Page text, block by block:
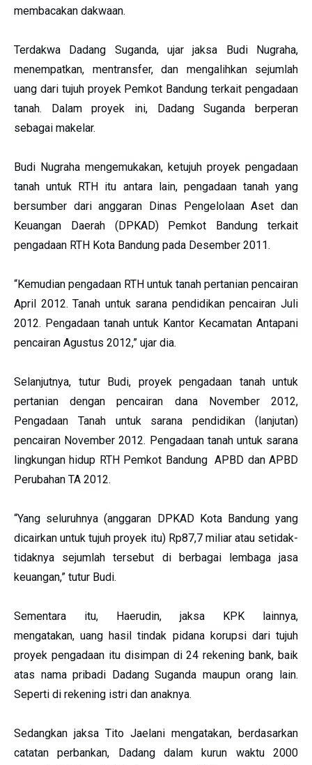
membacakan dakwaan.
Terdakwa Dadang Suganda, ujar jaksa Budi Nugraha,
menempatkan, mentransfer, dan mengalihkan sejumlah
uang dari tujuh proyek Pemkot Bandung terkait pengadaan
tanah. Dalam proyek ini, Dadang Suganda berperan
sebagai makelar.
Budi Nugraha mengemukakan, ketujuh proyek pengadaan
tanah untuk RTH itu antara lain, pengadaan tanah yang
bersumber dari anggaran Dinas Pengelolaan Aset dan
Keuangan Daerah (DPKAD) Pemkot Bandung terkait
pengadaan RTH Kota Bandung pada Desember 2011.
“Kemudian pengadaan RTH untuk tanah pertanian pencairan
April 2012. Tanah untuk sarana pendidikan pencairan Juli
2012. Pengadaan tanah untuk Kantor Kecamatan Antapani
pencairan Agustus 2012,” ujar dia.
Selanjutnya, tutur Budi, proyek pengadaan tanah untuk
pertanian dengan pencairan dana November 2012,
Pengadaan Tanah untuk sarana pendidikan (lanjutan)
pencairan November 2012. Pengadaan tanah untuk sarana
lingkungan hidup RTH Pemkot Bandung APBD dan APBD
Perubahan TA 2012.
“Yang seluruhnya (anggaran DPKAD Kota Bandung yang
dicairkan untuk tujuh proyek itu) Rp87,7 miliar atau setidak-
tidaknya sejumlah tersebut di berbagai lembaga jasa
keuangan,” tutur Budi.
Sementara itu, Haerudin, jaksa KPK lainnya,
mengatakan, uang hasil tindak pidana korupsi dari tujuh
proyek pengadaan itu disimpan di 24 rekening bank, baik
atas nama pribadi Dadang Suganda maupun orang lain.
Seperti di rekening istri dan anaknya.
Sedangkan jaksa Tito Jaelani mengatakan, berdasarkan
catatan perbankan, Dadang dalam kurun waktu 2000